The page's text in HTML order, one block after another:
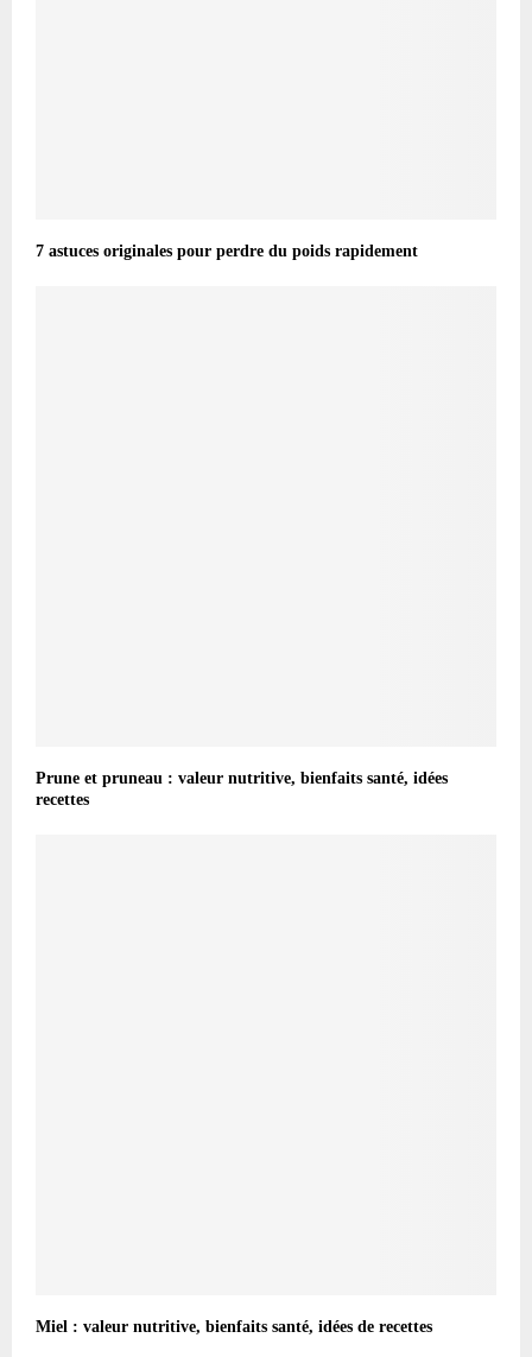
7 astuces originales pour perdre du poids rapidement
Prune et pruneau : valeur nutritive, bienfaits santé, idées
recettes
Miel : valeur nutritive, bienfaits santé, idées de recettes